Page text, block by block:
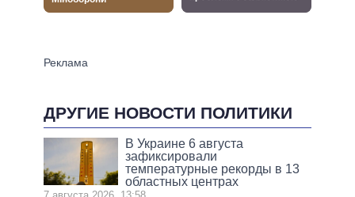
ДРУГИЕ НОВОСТИ ПОЛИТИКИ
В Украине 6 августа
зафиксировали
температурные рекорды в 13
областных центрах